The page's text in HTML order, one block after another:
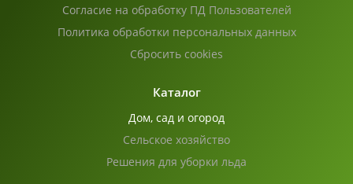
Согласие на обработку ПД Пользователей
Политика обработки персональных данных
Сбросить cookies
Каталог
Дом, сад и огород
Сельское хозяйство
Решения для уборки льда